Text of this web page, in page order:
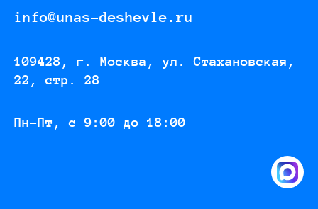
info@unas-deshevle.ru
109428, г. Москва, ул. Стахановская,
22, стр. 28
Пн-Пт, с 9:00 до 18:00